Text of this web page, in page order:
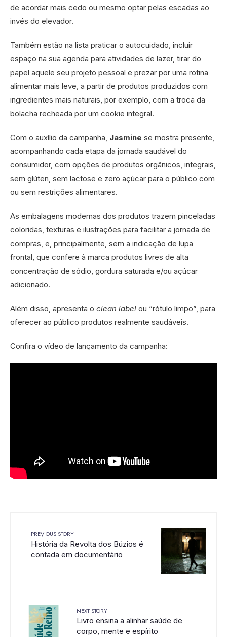
de acordar mais cedo ou mesmo optar pelas escadas ao
invés do elevador.
Também estão na lista praticar o autocuidado, incluir
espaço na sua agenda para atividades de lazer, tirar do
papel aquele seu projeto pessoal e prezar por uma rotina
alimentar mais leve, a partir de produtos produzidos com
ingredientes mais naturais, por exemplo, com a troca da
bolacha recheada por um cookie integral.
Com o auxílio da campanha, Jasmine se mostra presente,
acompanhando cada etapa da jornada saudável do
consumidor, com opções de produtos orgânicos, integrais,
sem glúten, sem lactose e zero açúcar para o público com
ou sem restrições alimentares.
As embalagens modernas dos produtos trazem pinceladas
coloridas, texturas e ilustrações para facilitar a jornada de
compras, e, principalmente, sem a indicação de lupa
frontal, que confere à marca produtos livres de alta
concentração de sódio, gordura saturada e/ou açúcar
adicionado.
Além disso, apresenta o clean label ou “rótulo limpo”, para
oferecer ao público produtos realmente saudáveis.
Confira o vídeo de lançamento da campanha:
PREVIOUS STORY
História da Revolta dos Búzios é
contada em documentário
NEXT STORY
Livro ensina a alinhar saúde de
corpo, mente e espírito